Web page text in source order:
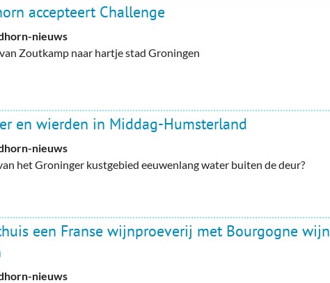
accepteert Challenge
nieuws
Zoutkamp naar hartje stad Groningen
en wierden in Middag-Humsterland
nieuws
het Groninger kustgebied eeuwenlang water buiten de deur?
een Franse wijnproeverij met Bourgogne wijn
nieuws